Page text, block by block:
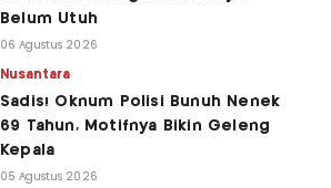
Belum Utuh
06 Agustus 2026
Nusantara
Sadis! Oknum Polisi Bunuh Nenek
69 Tahun, Motifnya Bikin Geleng
Kepala
05 Agustus 2026